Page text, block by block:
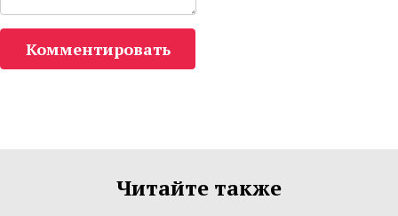
Комментировать
Читайте также